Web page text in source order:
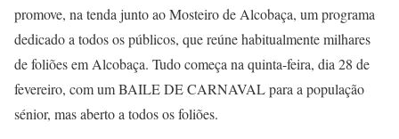
promove, na tenda junto ao Mosteiro de Alcobaça, um programa
dedicado a todos os públicos, que reúne habitualmente milhares
de foliões em Alcobaça. Tudo começa na quinta-feira, dia 28 de
fevereiro, com um BAILE DE CARNAVAL para a população
sénior, mas aberto a todos os foliões.